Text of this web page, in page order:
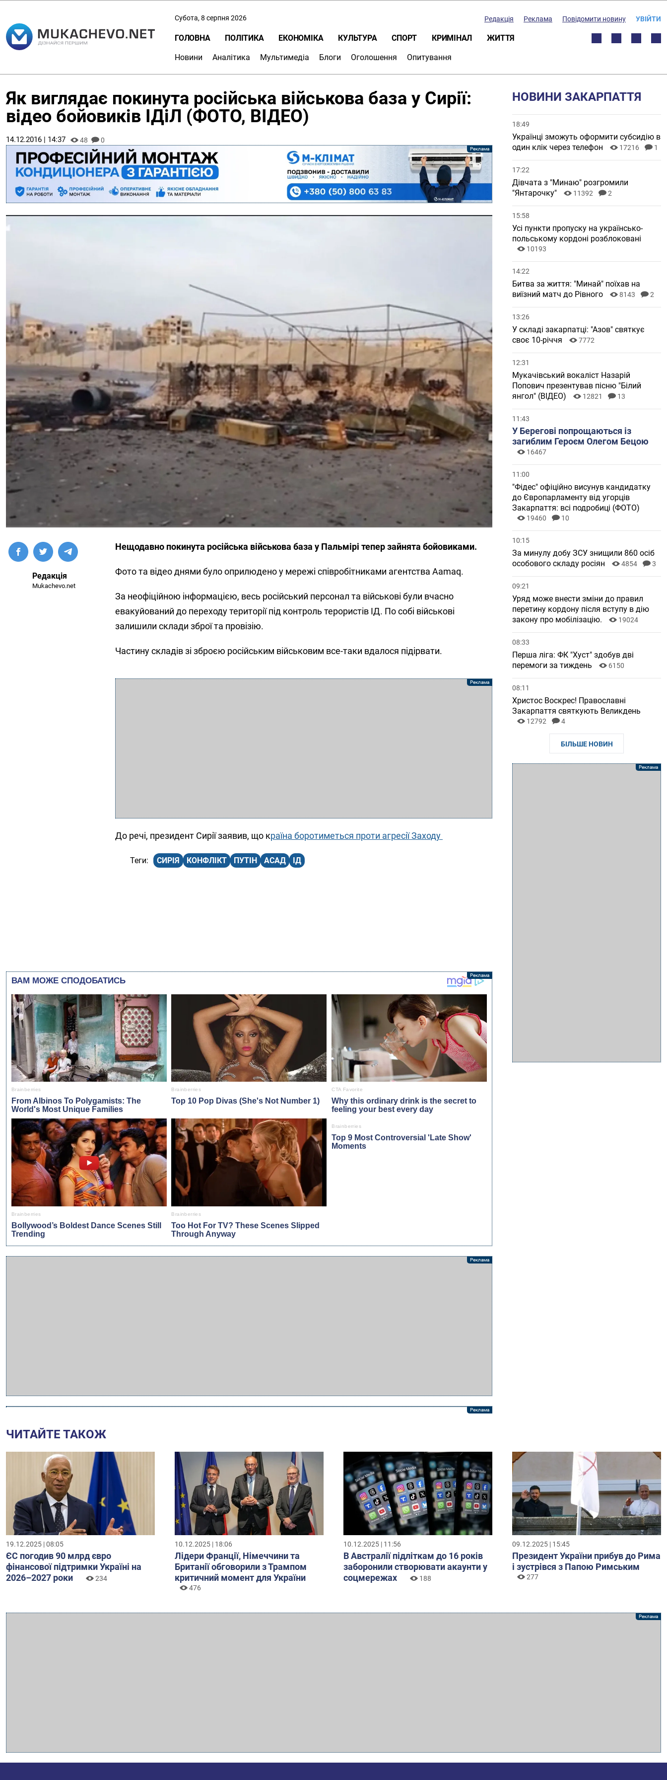
Субота, 8 серпня 2026 Редакція Реклама Повідомити новину УВІЙТИ
ГОЛОВНА ПОЛІТИКА ЕКОНОМІКА КУЛЬТУРА СПОРТ КРИМІНАЛ ЖИТТЯ
Новини Аналітика Мультимедіа Блоги Оголошення Опитування
Як виглядає покинута російська військова база у Сирії:
відео бойовиків ІДіЛ (ФОТО, ВІДЕО)
14.12.2016 | 14:37 48 0
Редакція
Mukachevo.net
Нещодавно покинута російська військова база у Пальмірі тепер зайнята бойовиками.
Фото та відео днями було оприлюдено у мережі співробітниками агентства Aamaq.
За неофіційною інформацією, весь російський персонал та військові були вчасно
евакуйований до переходу території під контроль терористів ІД. По собі військові
залишили склади зброї та провізію.
Частину складів зі зброєю російським військовим все-таки вдалося підірвати.
До речі, президент Сирії заявив, що країна боротиметься проти агресії Заходу
СИРІЯ КОНФЛІКТ ПУТІН АСАД ІД
НОВИНИ ЗАКАРПАТТЯ
18:49
Українці зможуть оформити субсидію в
один клік через телефон
17216 1
17:22
Дівчата з "Минаю" розгромили
"Янтарочку"
11392 2
15:58
Усі пункти пропуску на українсько-
польському кордоні розблоковані
10193
14:22
Битва за життя: "Минай" поїхав на
виїзний матч до Рівного
8143 2
13:26
У складі закарпатці: "Азов" святкує
своє 10-річчя
7772
12:31
Мукачівський вокаліст Назарій
Попович презентував пісню "Білий
янгол" (ВІДЕО)
12821 13
11:43
У Берегові попрощаються із
загиблим Героєм Олегом Бецою
16467
11:00
"Фідес" офіційно висунув кандидатку
до Європарламенту від угорців
Закарпаття: всі подробиці (ФОТО)
19460 10
10:15
За минулу добу ЗСУ знищили 860 осіб
особового складу росіян
4854 3
09:21
Уряд може внести зміни до правил
перетину кордону після вступу в дію
закону про мобілізацію.
19024
08:33
Перша ліга: ФК "Хуст" здобув дві
перемоги за тиждень
6150
08:11
Христос Воскрес! Православні
Закарпаття святкують Великдень
12792 4
БІЛЬШЕ НОВИН
ЧИТАЙТЕ ТАКОЖ
19.12.2025 | 08:05
ЄС погодив 90 млрд євро
фінансової підтримки Україні на
2026–2027 роки
234
10.12.2025 | 18:06
Лідери Франції, Німеччини та
Британії обговорили з Трампом
критичний момент для України
476
10.12.2025 | 11:56
В Австралії підліткам до 16 років
заборонили створювати акаунти у
соцмережах
188
09.12.2025 | 15:45
Президент України прибув до Рима
і зустрівся з Папою Римським
277